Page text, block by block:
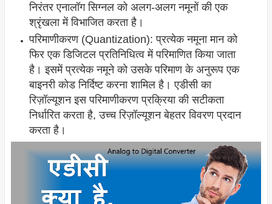
निरंतर एनालॉग सिग्नल को अलग-अलग नमूनों की एक
श्रृंखला में विभाजित करता है।
परिमाणीकरण (Quantization): प्रत्येक नमूना मान को
फिर एक डिजिटल प्रतिनिधित्व में परिमाणित किया जाता
है। इसमें प्रत्येक नमूने को उसके परिमाण के अनुरूप एक
बाइनरी कोड निर्दिष्ट करना शामिल है। एडीसी का
रिज़ॉल्यूशन इस परिमाणीकरण प्रक्रिया की सटीकता
निर्धारित करता है, उच्च रिज़ॉल्यूशन बेहतर विवरण प्रदान
करता है।